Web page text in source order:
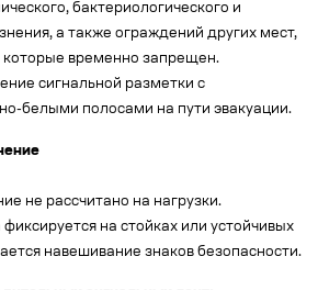
бактериологического и
а также ограждений других мест,
которые временно запрещен.
сигнальной разметки с
белыми полосами на пути эвакуации.
не рассчитано на нагрузки.
на стойках или устойчивых
навешивание знаков безопасности.